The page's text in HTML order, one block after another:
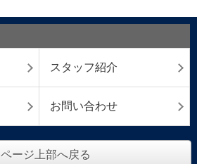
スタッフ紹介
お問い合わせ
ページ上部へ戻る